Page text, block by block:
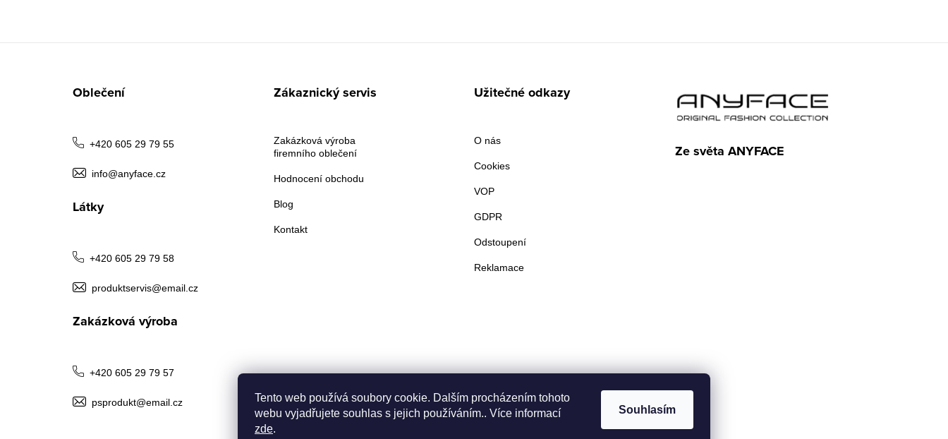
Tento web používá soubory cookie. Dalším procházením tohoto
webu vyjadřujete souhlas s jejich používáním.. Více informací
zde.
Souhlasím
Oblečení
+420 605 29 79 55
info@anyface.cz
Látky
+420 605 29 79 58
produktservis@email.cz
Zakázková výroba
+420 605 29 79 57
psprodukt@email.cz
Zákaznický servis
Zakázková výroba
firemního oblečení
Hodnocení obchodu
Blog
Kontakt
Užitečné odkazy
O nás
Cookies
VOP
GDPR
Odstoupení
Reklamace
Ze světa ANYFACE